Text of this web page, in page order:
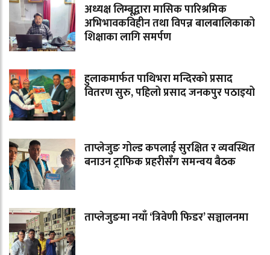
अध्यक्ष लिम्बूद्वारा मासिक पारिश्रमिक
अभिभावकविहीन तथा विपन्न बालबालिकाको
शिक्षाका लागि समर्पण
हुलाकमार्फत पाथिभरा मन्दिरको प्रसाद
वितरण सुरु, पहिलो प्रसाद जनकपुर पठाइयो
ताप्लेजुङ गोल्ड कपलाई सुरक्षित र व्यवस्थित
बनाउन ट्राफिक प्रहरीसँग समन्वय बैठक
ताप्लेजुङमा नयाँ ‘त्रिवेणी फिडर’ सञ्चालनमा